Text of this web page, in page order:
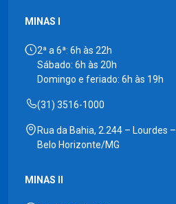
MINAS I
2ª a 6ª: 6h às 22h
Sábado: 6h às 20h
Domingo e feriado: 6h às 19h
(31) 3516-1000
Rua da Bahia, 2.244 – Lourdes –
Belo Horizonte/MG
MINAS II